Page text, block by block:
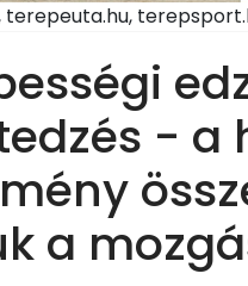
terepeuta.hu,
- a
a